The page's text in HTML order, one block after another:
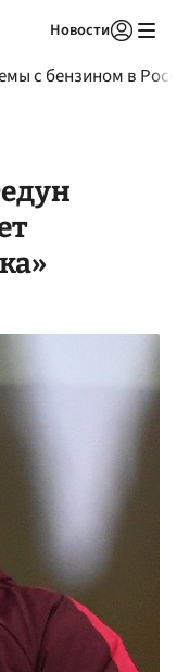
Новости
с бензином в